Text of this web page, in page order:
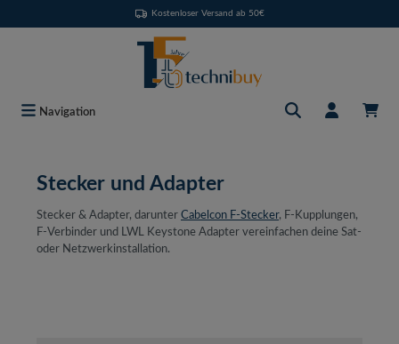
Kostenloser Versand ab 50€
Navigation
Stecker und Adapter
Stecker & Adapter, darunter Cabelcon F-Stecker, F-Kupplungen,
F-Verbinder und LWL Keystone Adapter vereinfachen deine Sat-
oder Netzwerkinstallation.